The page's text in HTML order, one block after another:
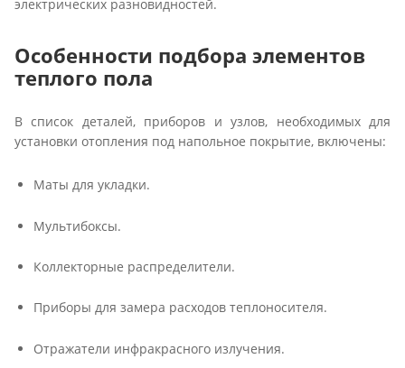
электрических разновидностей.
Особенности подбора элементов
теплого пола
В список деталей, приборов и узлов, необходимых для
установки отопления под напольное покрытие, включены:
Маты для укладки.
Мультибоксы.
Коллекторные распределители.
Приборы для замера расходов теплоносителя.
Отражатели инфракрасного излучения.